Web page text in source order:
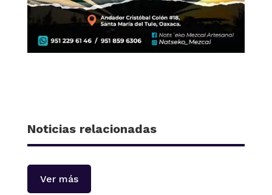
Noticias relacionadas
Ver más